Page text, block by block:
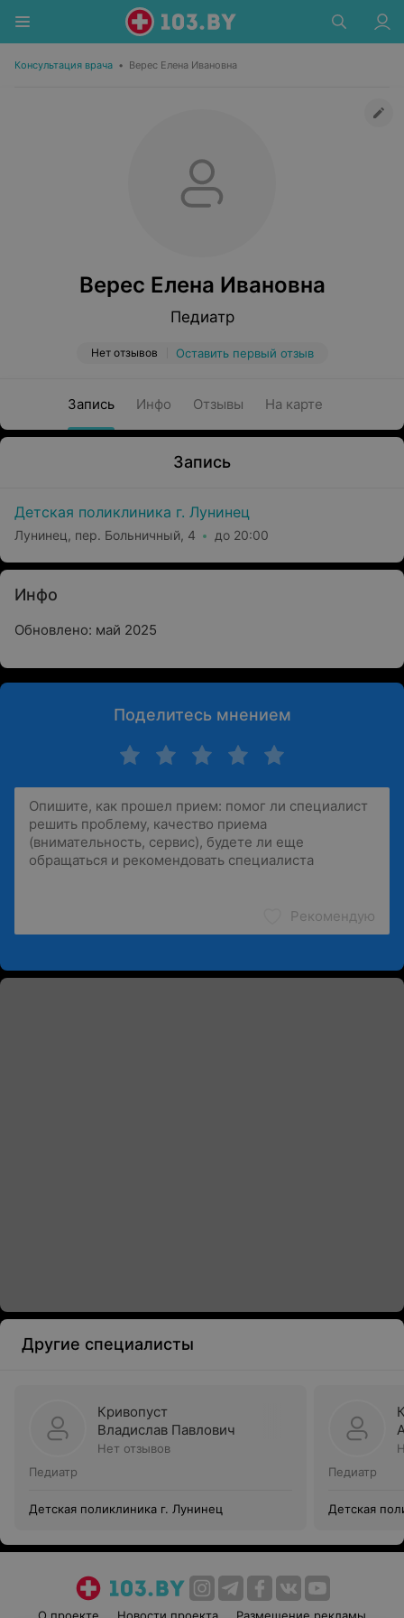
Консультация врача • Верес Елена Ивановна
Верес Елена Ивановна
Педиатр
Нет отзывов Оставить первый отзыв
Запись Инфо Отзывы На карте
Запись
Детская поликлиника г. Лунинец
Лунинец, пер. Больничный, 4 до 20:00
Инфо
Обновлено: май 2025
Поделитесь мнением
Рекомендую
Другие специалисты
Кривопуст
Владислав Павлович
Нет отзывов
Педиатр
Детская поликлиника г. Лунинец
Педиатр
Детская